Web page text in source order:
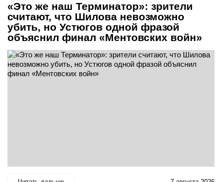
«Это же наш Терминатор»: зрители
считают, что Шилова невозможно
убить, но Устюгов одной фразой
объяснил финал «Ментовских войн»